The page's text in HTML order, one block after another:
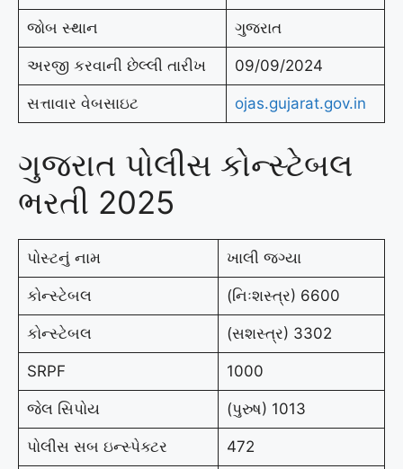
જોબ સ્થાન ગુજરાત
અરજી કરવાની છેલ્લી તારીખ 09/09/2024
સત્તાવાર વેબસાઇટ ojas.gujarat.gov.in
ગુજરાત પોલીસ કોન્સ્ટેબલ
ભરતી 2025
પોસ્ટનું નામ ખાલી જગ્યા
કોન્સ્ટેબલ (નિઃશસ્ત્ર) 6600
કોન્સ્ટેબલ (સશસ્ત્ર) 3302
SRPF 1000
જેલ સિપોય (પુરુષ) 1013
પોલીસ સબ ઇન્સ્પેક્ટર 472